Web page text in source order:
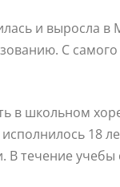
и выросла
С
в школьном
18
В течение